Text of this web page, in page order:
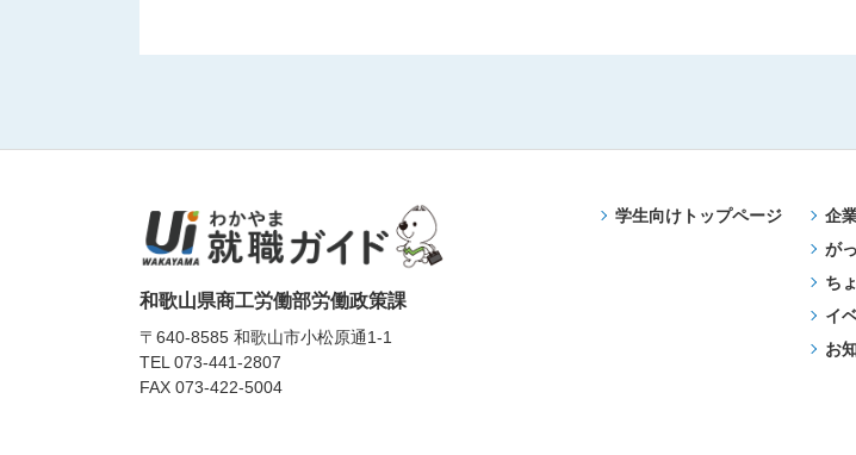
和歌山県商工労働部労働政策課
〒640-8585 和歌山市小松原通1-1
TEL073-441-2807
FAX 073-422-5004
学生向けトップページ
企
が
ち
イ
お